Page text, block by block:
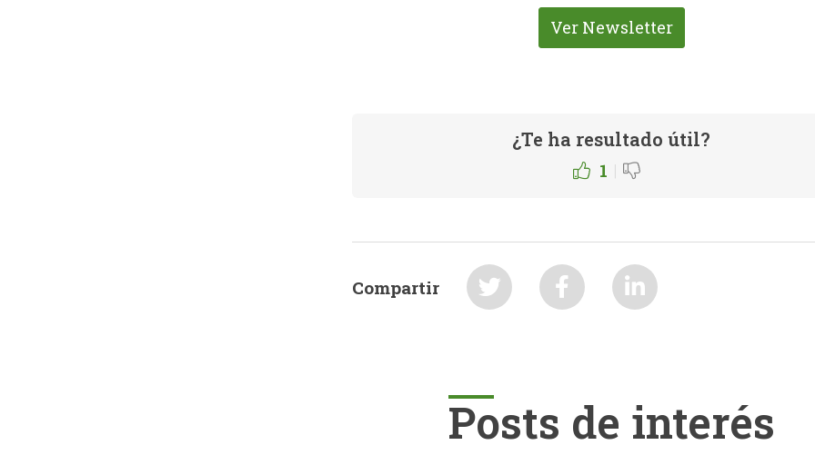
Ver Newsletter
¿Te ha resultado útil?
1 |
Compartir
Posts de interés